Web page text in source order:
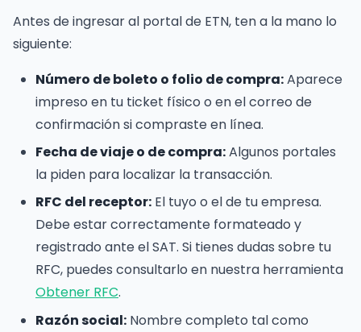
Antes de ingresar al portal de ETN, ten a la mano lo
siguiente:
Número de boleto o folio de compra:Aparece
impreso en tu ticket físico o en el correo de
confirmación si compraste en línea.
Fecha de viaje o de compra:Algunos portales
la piden para localizar la transacción.
RFC del receptor: El tuyo o el de tu empresa.
Debe estar correctamente formateado y
registrado ante el SAT. Si tienes dudas sobre tu
RFC, puedes consultarlo en nuestra herramienta
Obtener RFC.
Razón social: Nombre completo tal como